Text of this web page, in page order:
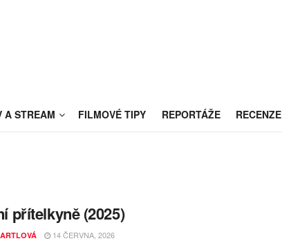
A STREAM FILMOVÉ TIPY REPORTÁŽE RECENZE
přítelkyně (2025)
14 ČERVNA, 2026